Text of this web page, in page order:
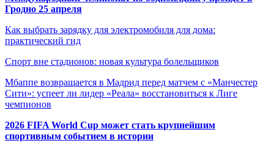
Гродно 25 апреля
Как выбрать зарядку для электромобиля для дома:
практический гид
Спорт вне стадионов: новая культура болельщиков
Мбаппе возвращается в Мадрид перед матчем с «Манчестер
Сити»: успеет ли лидер «Реала» восстановиться к Лиге
чемпионов
2026 FIFA World Cup может стать крупнейшим
спортивным событием в истории